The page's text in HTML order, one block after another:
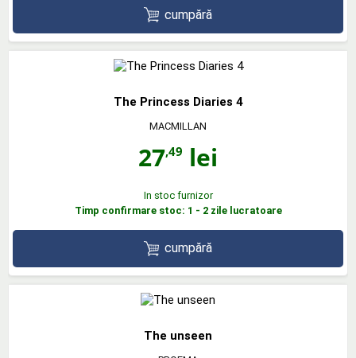
cumpără
The Princess Diaries 4
MACMILLAN
27,49 lei
In stoc furnizor
Timp confirmare stoc: 1 - 2 zile lucratoare
cumpără
The unseen